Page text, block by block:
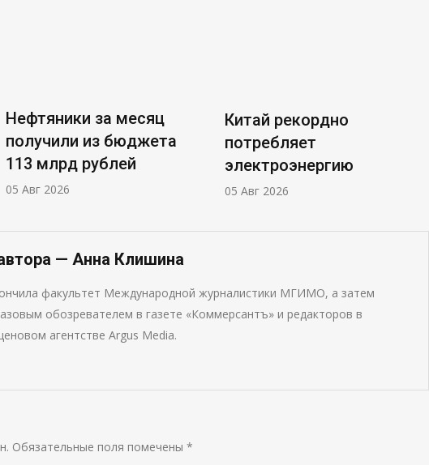
Нефтяники за месяц
получили из бюджета
113 млрд рублей
05 Авг 2026
Китай рекордно
потребляет
электроэнергию
05 Авг 2026
— Анна Клишина
факультет Международной журналистики МГИМО, а затем
обозревателем в газете «Коммерсантъ» и редакторов в
агентстве Argus Media.
Обязательные поля помечены *